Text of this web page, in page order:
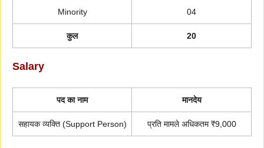
Minority 04
कुल 20
Salary
पद का नाम मानदेय
सहायक व्यक्ति (Support Person) प्रति मामले अधिकतम ₹9,000